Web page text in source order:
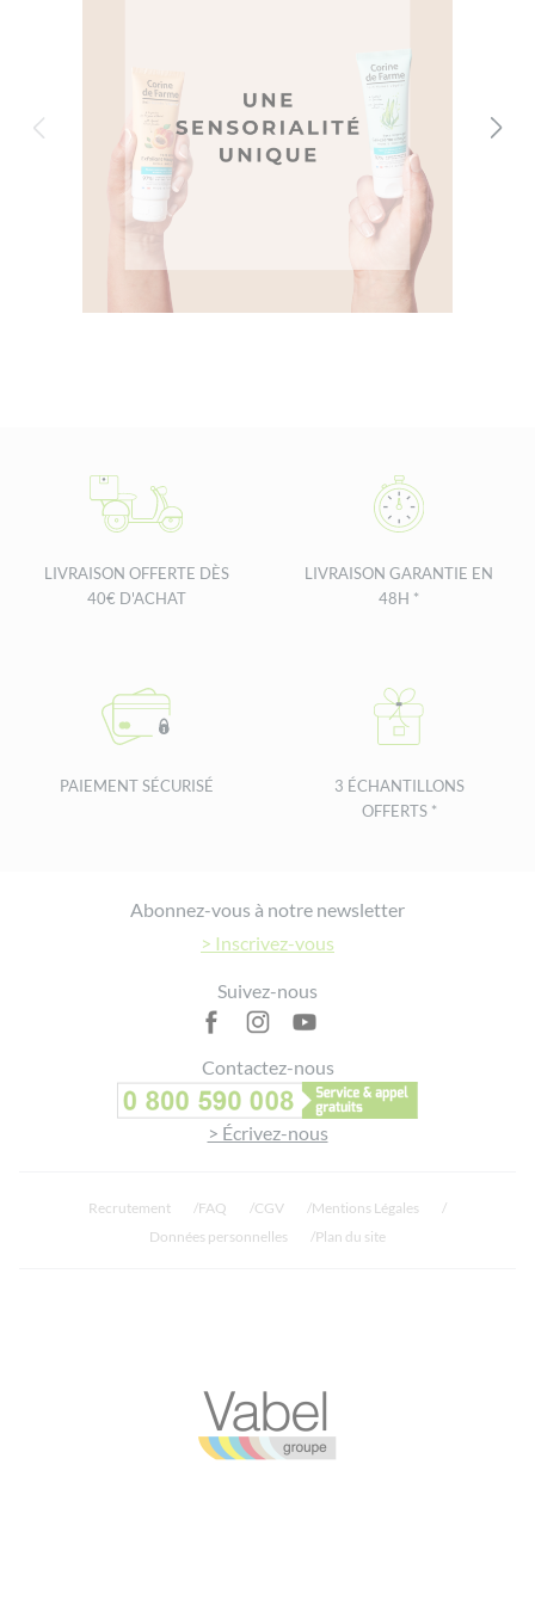
LIVRAISON OFFERTE DÈS
40€ D'ACHAT
LIVRAISON GARANTIE EN
48H *
PAIEMENT SÉCURISÉ
3 ÉCHANTILLONS
OFFERTS *
Abonnez-vous à notre newsletter
> Inscrivez-vous
Suivez-nous
Contactez-nous
> Écrivez-nous
Recrutement FAQ CGV
Mentions Légales
Données personnelles
Plan du site